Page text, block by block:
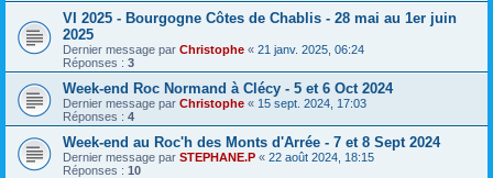
VI 2025 - Bourgogne Côtes de Chablis - 28 mai au 1er juin
2025
Dernier message par Christophe « 21 janv. 2025, 06:24
Réponses : 3
Week-end Roc Normand à Clécy - 5 et 6 Oct 2024
Dernier message par Christophe « 15 sept. 2024, 17:03
Réponses : 4
Week-end au Roc'h des Monts d'Arrée - 7 et 8 Sept 2024
Dernier message par STEPHANE.P « 22 août 2024, 18:15
Réponses : 10